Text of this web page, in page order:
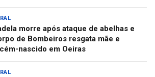
morre após ataque de abelhas e
de Bombeiros resgata mãe e
nascido em Oeiras